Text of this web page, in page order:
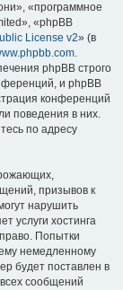
«программное
«phpBB
License v2» (в
.
phpBB строго
и phpBB
конференций
поведения в них.
по адресу
призывов к
нарушить
услуги хостинга
Попытки
немедленному
будет поставлен в
сообщений